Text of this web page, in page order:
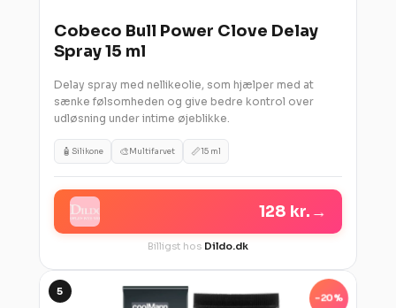
Cobeco Bull Power Clove Delay
Spray 15 ml
Delay spray med nellikeolie, som hjælper med at
sænke følsomheden og give bedre kontrol over
udløsning under intime øjeblikke.
🧴 Silikone 🎨Multifarvet 📏15 ml
128 kr. →
Billigst hos Dildo.dk
5
-20%